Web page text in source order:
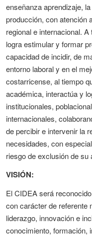
enseñanza aprendizaje,
producción, con atención
regional e internacional.
logra estimular y formar
capacidad de incidir, de
entorno laboral y en el
costarricense, al tiempo
académica, interactúa y
institucionales,
internacionales,
de percibir e intervenir la
necesidades, con
riesgo de exclusión de su
VISIÓN:
ElCIDEA será
con carácter de referente
liderazgo, innovación e
conocimiento, formación,